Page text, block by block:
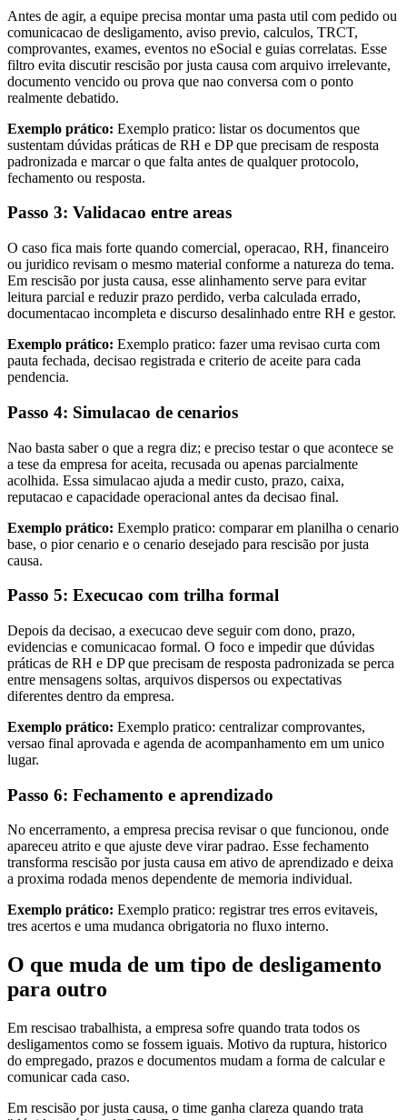
Antes de agir, a equipe precisa montar uma pasta util com pedido ou
comunicacao de desligamento, aviso previo, calculos, TRCT,
comprovantes, exames, eventos no eSocial e guias correlatas. Esse
filtro evita discutir rescisão por justa causa com arquivo irrelevante,
documento vencido ou prova que nao conversa com o ponto
realmente debatido.
Exemplo prático: Exemplo pratico: listar os documentos que
sustentam dúvidas práticas de RH e DP que precisam de resposta
padronizada e marcar o que falta antes de qualquer protocolo,
fechamento ou resposta.
Passo 3: Validacao entre areas
O caso fica mais forte quando comercial, operacao, RH, financeiro
ou juridico revisam o mesmo material conforme a natureza do tema.
Em rescisão por justa causa, esse alinhamento serve para evitar
leitura parcial e reduzir prazo perdido, verba calculada errado,
documentacao incompleta e discurso desalinhado entre RH e gestor.
Exemplo prático: Exemplo pratico: fazer uma revisao curta com
pauta fechada, decisao registrada e criterio de aceite para cada
pendencia.
Passo 4: Simulacao de cenarios
Nao basta saber o que a regra diz; e preciso testar o que acontece se
a tese da empresa for aceita, recusada ou apenas parcialmente
acolhida. Essa simulacao ajuda a medir custo, prazo, caixa,
reputacao e capacidade operacional antes da decisao final.
Exemplo prático: Exemplo pratico: comparar em planilha o cenario
base, o pior cenario e o cenario desejado para rescisão por justa
causa.
Passo 5: Execucao com trilha formal
Depois da decisao, a execucao deve seguir com dono, prazo,
evidencias e comunicacao formal. O foco e impedir que dúvidas
práticas de RH e DP que precisam de resposta padronizada se perca
entre mensagens soltas, arquivos dispersos ou expectativas
diferentes dentro da empresa.
Exemplo prático: Exemplo pratico: centralizar comprovantes,
versao final aprovada e agenda de acompanhamento em um unico
lugar.
Passo 6: Fechamento e aprendizado
No encerramento, a empresa precisa revisar o que funcionou, onde
apareceu atrito e que ajuste deve virar padrao. Esse fechamento
transforma rescisão por justa causa em ativo de aprendizado e deixa
a proxima rodada menos dependente de memoria individual.
Exemplo prático: Exemplo pratico: registrar tres erros evitaveis,
tres acertos e uma mudanca obrigatoria no fluxo interno.
O que muda de um tipo de desligamento
para outro
Em rescisao trabalhista, a empresa sofre quando trata todos os
desligamentos como se fossem iguais. Motivo da ruptura, historico
do empregado, prazos e documentos mudam a forma de calcular e
comunicar cada caso.
Em rescisão por justa causa, o time ganha clareza quando trata